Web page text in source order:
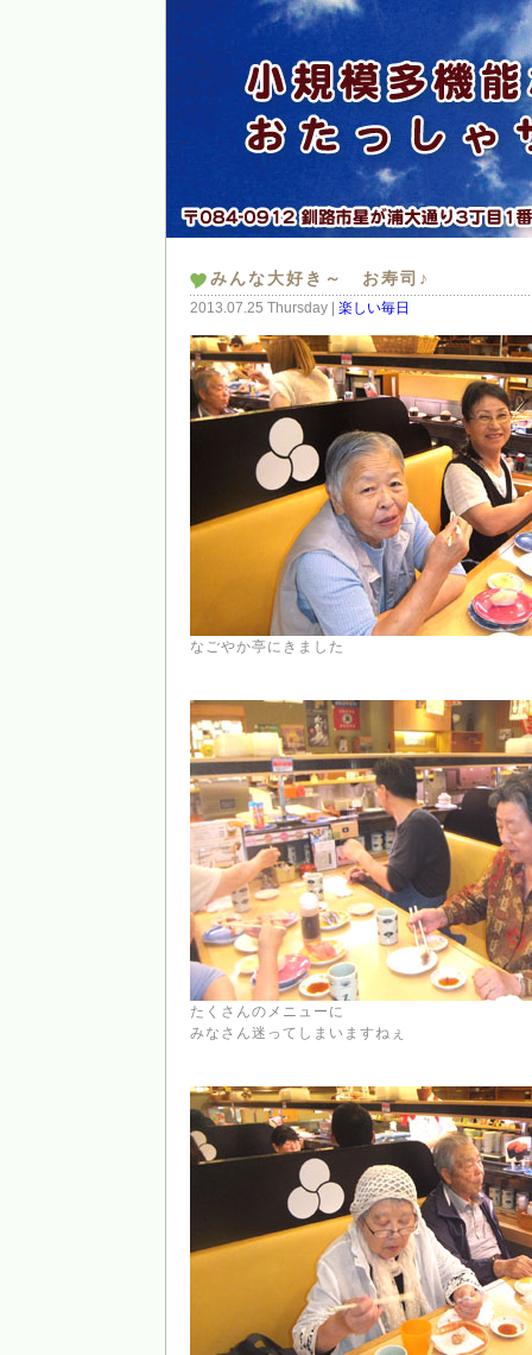
みんな大好き～ お寿司♪
2013.07.25 Thursday | 楽しい毎日
なごやか亭にきました
たくさんのメニューに
みなさん迷ってしまいますねぇ